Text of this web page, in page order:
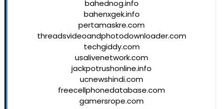
bahednog.info
bahenxgek.info
pertamaskre.com
threadsvideoandphotodownloader.com
techgiddy.com
usalivenetwork.com
jackpotrushonline.info
ucnewshindi.com
freecellphonedatabase.com
gamersrope.com